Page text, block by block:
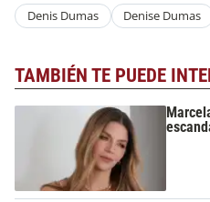
Denis Dumas Denise Dumas
TAMBIÉN TE PUEDE